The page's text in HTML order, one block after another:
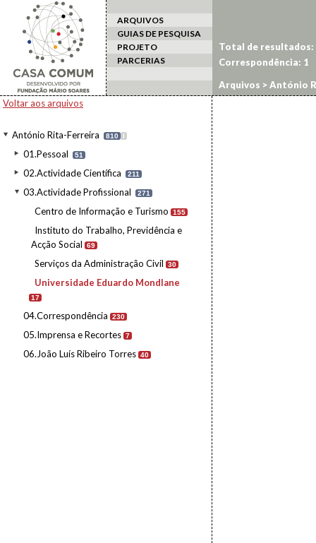
ARQUIVOS
GUIAS DE PESQUISA
PROJETO
PARCERIAS
Voltar aos arquivos
António Rita-Ferreira 810 I
01.Pessoal 51
02.Actividade Científica 211
03.Actividade Profissional 271
Centro de Informação e Turismo 155
Instituto do Trabalho, Previdência e
Acção Social
69
Serviços da Administração Civil 30
Universidade Eduardo Mondlane
17
04.Correspondência 230
05.Imprensa e Recortes 7
06.João Luís Ribeiro Torres 40
Total de resultados:
Correspondência: 1
Arquivos >António